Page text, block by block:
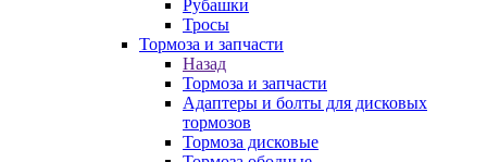
Рубашки
Тросы
Тормоза и запчасти
Назад
Тормоза и запчасти
Адаптеры и болты для дисковых
тормозов
Тормоза дисковые